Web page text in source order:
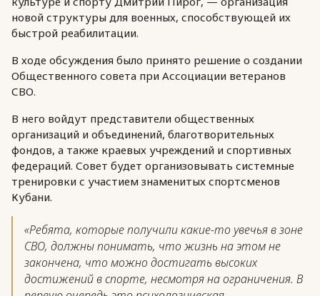
новой структуры для военных, способствующей их
быстрой реабилитации.
В ходе обсуждения было принято решение о создании
Общественного совета при Ассоциации ветеранов
СВО.
В него войдут представители общественных
организаций и объединений, благотворительных
фондов, а также краевых учреждений и спортивных
федераций. Совет будет организовывать системные
тренировки с участием знаменитых спортсменов
Кубани.
«Ребята, которые получили какие-то увечья в зоне
СВО, должны понимать, что жизнь на этом не
закончена, что можно достигать высоких
достижений в спорте, несмотря на ограничения. В